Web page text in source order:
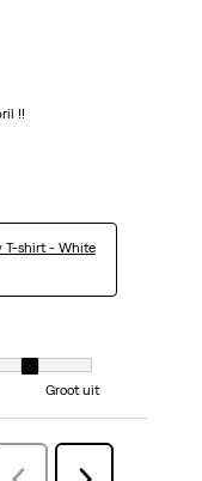
!!
T-shirt - White
uit en 7 gelijk is aan Groot uit
Groot uit